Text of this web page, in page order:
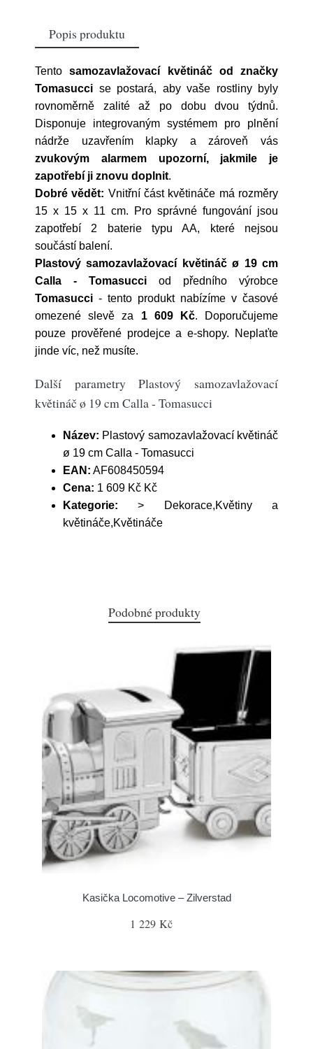
Popis produktu
Tentosamozavlažovací květináč od značky
Tomasucci se postará, aby vaše rostliny byly
rovnoměrně zalité až po dobu dvou týdnů.
Disponuje integrovaným systémem pro plnění
nádrže uzavřením klapky a zároveň vás
zvukovým alarmem upozorní, jakmile je
zapotřebí ji znovu doplnit.
Dobré vědět: Vnitřní část květináče má rozměry
15 x 15 x 11 cm. Pro správné fungování jsou
zapotřebí 2 baterie typu AA, které nejsou
součástí balení.
Plastový samozavlažovací květináč ø 19 cm
Calla - Tomasucci od předního výrobce
Tomasucci - tento produkt nabízíme v časové
omezené slevě za 1 609 Kč. Doporučujeme
pouze prověřené prodejce a e-shopy. Neplaťte
jinde víc, než musíte.
Další parametry Plastový samozavlažovací
květináč ø 19 cm Calla - Tomasucci
Název: Plastový samozavlažovací květináč
ø 19 cm Calla - Tomasucci
EAN: AF608450594
Cena: 1 609 Kč Kč
Kategorie: > Dekorace,Květiny a
květináče,Květináče
Podobné produkty
Kasička Locomotive – Zilverstad
1 229 Kč